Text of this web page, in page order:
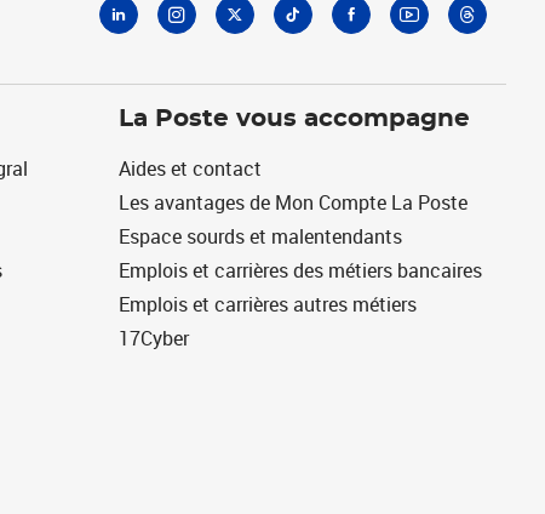
La Poste vous accompagne
Aides et contact
Les avantages de Mon Compte La Poste
Espace sourds et malentendants
Emplois et carrières des métiers bancaires
Emplois et carrières autres métiers
17Cyber